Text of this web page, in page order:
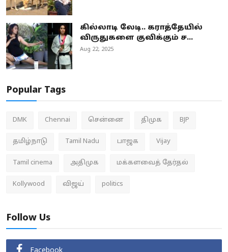
கில்லாடி லேடி.. கராத்தேயில்
விருதுகளை குவிக்கும் ச...
Aug 22, 2025
Popular Tags
DMK Chennai சென்னை திமுக BJP
தமிழ்நாடு Tamil Nadu பாஜக Vijay
Tamil cinema அதிமுக மக்களவைத் தேர்தல்
Kollywood விஜய் politics
Follow Us